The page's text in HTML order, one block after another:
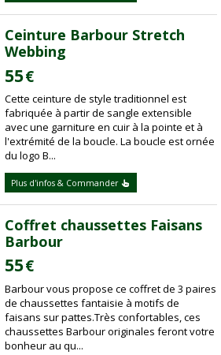
Ceinture Barbour Stretch
Webbing
55€
Cette ceinture de style traditionnel est
fabriquée à partir de sangle extensible
avec une garniture en cuir à la pointe et à
l'extrémité de la boucle. La boucle est ornée
du logo B...
Plus d'infos & Commander
Coffret chaussettes Faisans
Barbour
55€
Barbour vous propose ce coffret de 3 paires
de chaussettes fantaisie à motifs de
faisans sur pattes.Très confortables, ces
chaussettes Barbour originales feront votre
bonheur au qu...